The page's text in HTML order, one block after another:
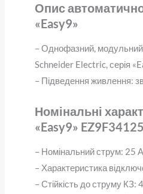
Опис
«Easy9»
– Однофазний, модульний
Schneider Electric, серія
– Підведення живлення:
Номінальні
«Easy9»
– Номінальний струм: 25
– Характеристика
– Стійкість до струму КЗ: